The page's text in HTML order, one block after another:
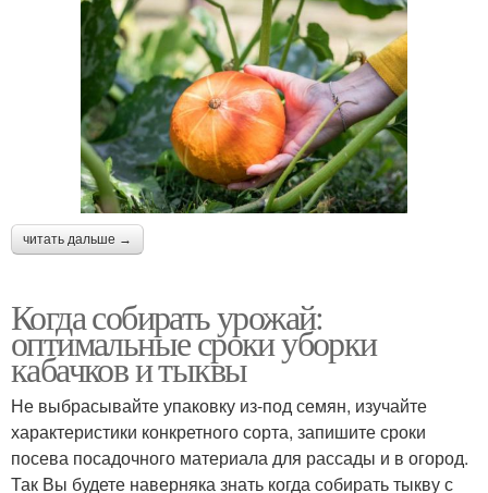
читать дальше →
Когда собирать урожай:
оптимальные сроки уборки
кабачков и тыквы
Не выбрасывайте упаковку из-под семян, изучайте
характеристики конкретного сорта, запишите сроки
посева посадочного материала для рассады и в огород.
Так Вы будете наверняка знать когда собирать тыкву с